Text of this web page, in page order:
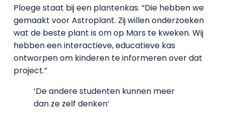
Ploege staat bij een plantenkas. “Die hebben we
gemaakt voor Astroplant. Zij willen onderzoeken
wat de beste plant is om op Mars te kweken. Wij
hebben een interactieve, educatieve kas
ontworpen om kinderen te informeren over dat
project.”
‘De andere studenten kunnen meer
dan ze zelf denken’